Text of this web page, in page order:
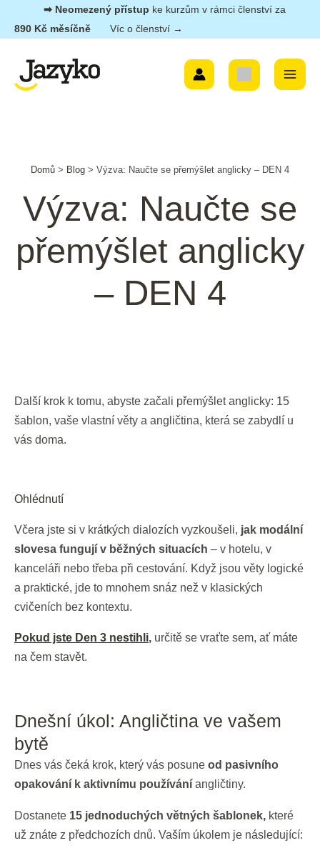
Přeskočit➡︎ Neomezený přístup ke kurzům v rámci členství za
890 Kč měsíčně
Víc o členství →
Menu
Domů > Blog > Výzva: Naučte se přemýšlet anglicky – DEN 4
Výzva: Naučte se
přemýšlet anglicky
– DEN 4
Další krok k tomu, abyste začali přemýšlet anglicky: 15
šablon, vaše vlastní věty a angličtina, která se zabydlí u
vás doma.
Ohlédnutí
Včera jste si v krátkých dialozích vyzkoušeli, jak modální
slovesa fungují v běžných situacích – v hotelu, v
kanceláři nebo třeba při cestování. Když jsou věty logické
a praktické, jde to mnohem snáz než v klasických
cvičeních bez kontextu.
Pokud jste Den 3 nestihli, určitě se vraťte sem, ať máte
na čem stavět.
Dnešní úkol: Angličtina ve vašem
bytě
Dnes vás čeká krok, který vás posune od pasivního
opakování k aktivnímu používáníangličtiny.
Dostanete 15 jednoduchých větných šablonek, které
už znáte z předchozích dnů. Vaším úkolem je následující:
navigation